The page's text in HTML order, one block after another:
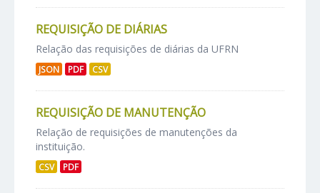
REQUISIÇÃO DE DIÁRIAS
Relação das requisições de diárias da UFRN
JSON PDF CSV
REQUISIÇÃO DE MANUTENÇÃO
Relação de requisições de manutenções da
instituição.
CSV PDF